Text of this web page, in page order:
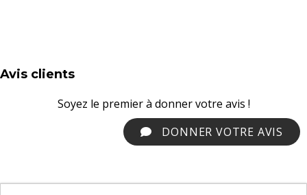
Avis clients
Soyez le premier à donner votre avis !
DONNER VOTRE AVIS